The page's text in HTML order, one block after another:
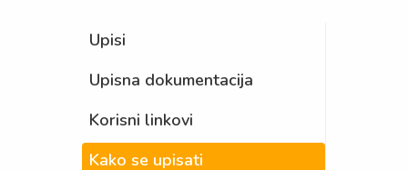
Upisi
Upisna dokumentacija
Korisni linkovi
Kako se upisati